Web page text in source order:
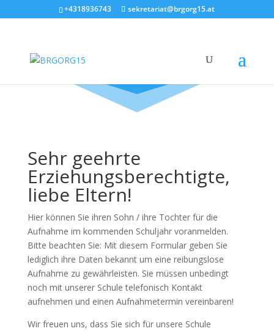
+4318936743 sekretariat@brgorg15.at
Sehr geehrte
Erziehungsberechtigte,
liebe Eltern!
Hier können Sie ihren Sohn / ihre Tochter für die
Aufnahme im kommenden Schuljahr voranmelden.
Bitte beachten Sie: Mit diesem Formular geben Sie
lediglich ihre Daten bekannt um eine reibungslose
Aufnahme zu gewährleisten. Sie müssen unbedingt
noch mit unserer Schule telefonisch Kontakt
aufnehmen und einen Aufnahmetermin vereinbaren!
Wir freuen uns, dass Sie sich für unsere Schule